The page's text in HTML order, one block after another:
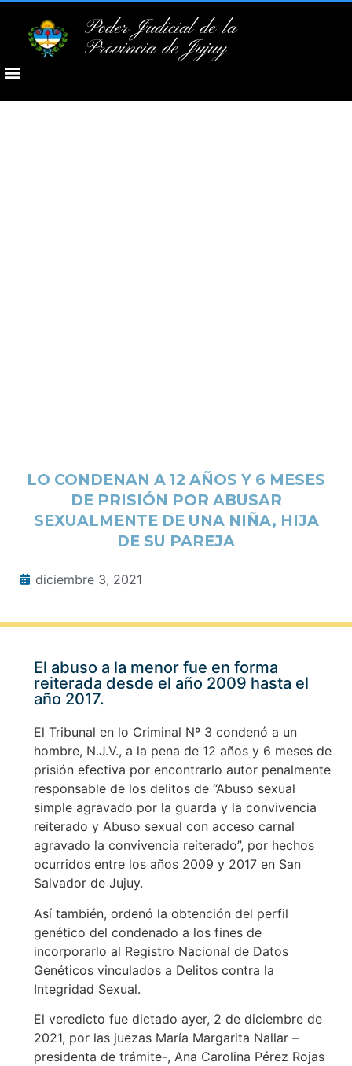
Poder Judicial de la
Provincia de Jujuy
LO CONDENAN A 12 AÑOS Y 6 MESES
DE PRISIÓN POR ABUSAR
SEXUALMENTE DE UNA NIÑA, HIJA
DE SU PAREJA
diciembre 3, 2021
El abuso a la menor fue en forma
reiterada desde el año 2009 hasta el
año 2017.
El Tribunal en lo Criminal Nº 3 condenó a un
hombre, N.J.V., a la pena de 12 años y 6 meses de
prisión efectiva por encontrarlo autor penalmente
responsable de los delitos de “Abuso sexual
simple agravado por la guarda y la convivencia
reiterado y Abuso sexual con acceso carnal
agravado la convivencia reiterado”, por hechos
ocurridos entre los años 2009 y 2017 en San
Salvador de Jujuy.
Así también, ordenó la obtención del perfil
genético del condenado a los fines de
incorporarlo al Registro Nacional de Datos
Genéticos vinculados a Delitos contra la
Integridad Sexual.
El veredicto fue dictado ayer, 2 de diciembre de
2021, por las juezas María Margarita Nallar –
presidenta de trámite-, Ana Carolina Pérez Rojas